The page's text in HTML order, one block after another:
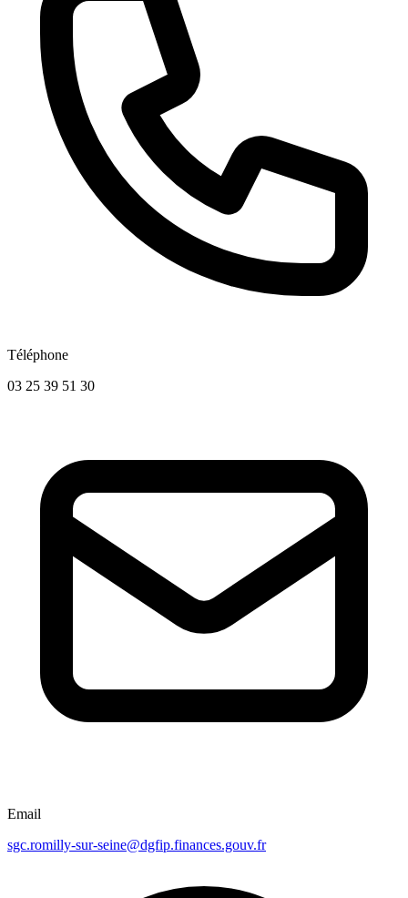
Téléphone
03 25 39 51 30
Email
sgc.romilly-sur-seine@dgfip.finances.gouv.fr